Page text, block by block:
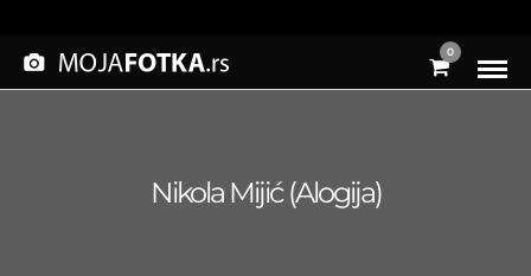
0
Nikola Mijić (Alogija)